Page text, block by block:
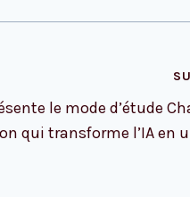
le mode d’étude
qui transforme l’IA en